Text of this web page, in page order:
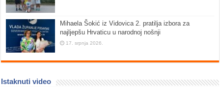
Mihaela Šokić iz Vidovica 2. pratilja izbora za
najljepšu Hrvaticu u narodnoj nošnji
17. srpnja 2026.
Istaknuti video